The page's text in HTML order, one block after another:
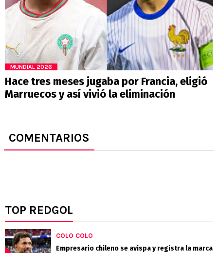
MUNDIAL 2026
Hace tres meses jugaba por Francia, eligió
Marruecos y así vivió la eliminación
COMENTARIOS
TOP REDGOL
COLO COLO
Empresario chileno se avispa y registra la marca